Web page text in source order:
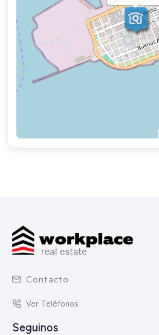
Contacto
Ver Teléfonos
Seguinos